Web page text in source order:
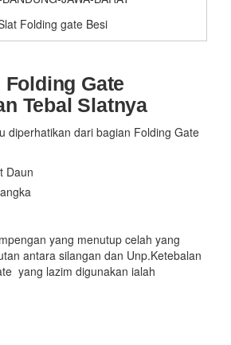
Folding gate Besi
Gate
Tebal Slatnya
diperhatikan dari bagian Folding Gate
Daun
yang menutup celah yang
antara silangan dan Unp.Ketebalan
yang lazim digunakan ialah